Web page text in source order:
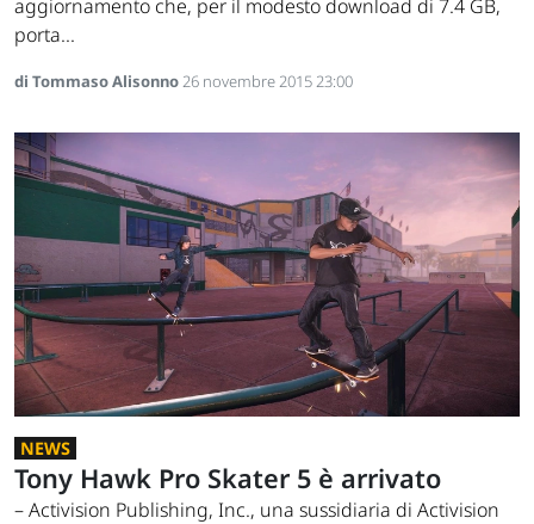
aggiornamento che, per il modesto download di 7.4 GB,
porta...
di Tommaso Alisonno26 novembre 2015 23:00
NEWS
Tony Hawk Pro Skater 5 è arrivato
– Activision Publishing, Inc., una sussidiaria di Activision